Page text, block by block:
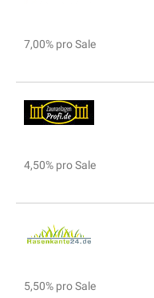
7,00% pro Sale
4,50% pro Sale
5,50% pro Sale